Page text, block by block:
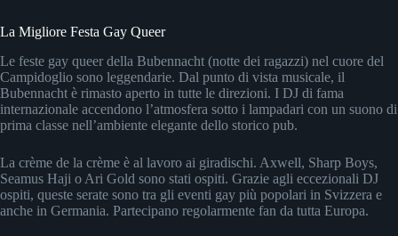
La Migliore Festa Gay Queer
Le feste gay queer della Bubennacht (notte dei ragazzi) nel cuore del
Campidoglio sono leggendarie. Dal punto di vista musicale, il
Bubennacht è rimasto aperto in tutte le direzioni. I DJ di fama
internazionale accendono l’atmosfera sotto i lampadari con un suono di
prima classe nell’ambiente elegante dello storico pub.
La crème de la crème è al lavoro ai giradischi. Axwell, Sharp Boys,
Seamus Haji o Ari Gold sono stati ospiti. Grazie agli eccezionali DJ
ospiti, queste serate sono tra gli eventi gay più popolari in Svizzera e
anche in Germania. Partecipano regolarmente fan da tutta Europa.